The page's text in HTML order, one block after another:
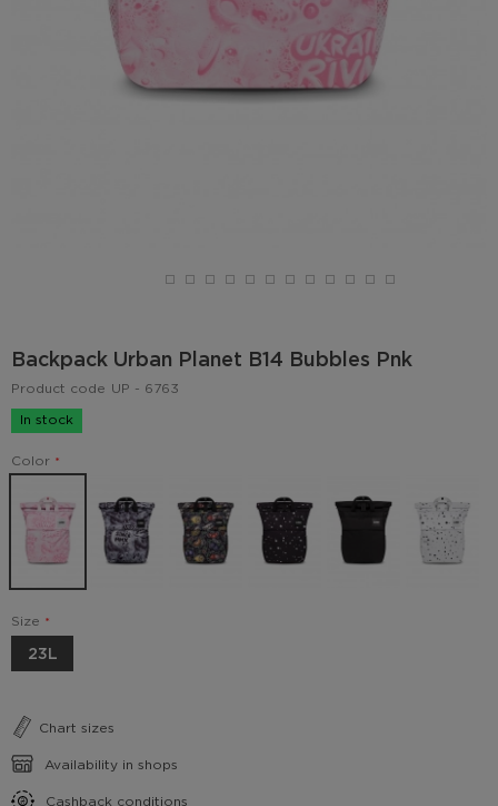
Backpack Urban Planet B14 Bubbles Pnk
Product code UP - 6763
In stock
Color
Size
23L
Chart sizes
Availability in shops
Cashback conditions